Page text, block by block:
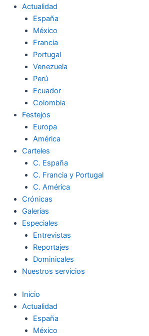
Actualidad
España
México
Francia
Portugal
Venezuela
Perú
Ecuador
Colombia
Festejos
Europa
América
Carteles
C. España
C. Francia y Portugal
C. América
Crónicas
Galerías
Especiales
Entrevistas
Reportajes
Dominicales
Nuestros servicios
Inicio
Actualidad
España
México